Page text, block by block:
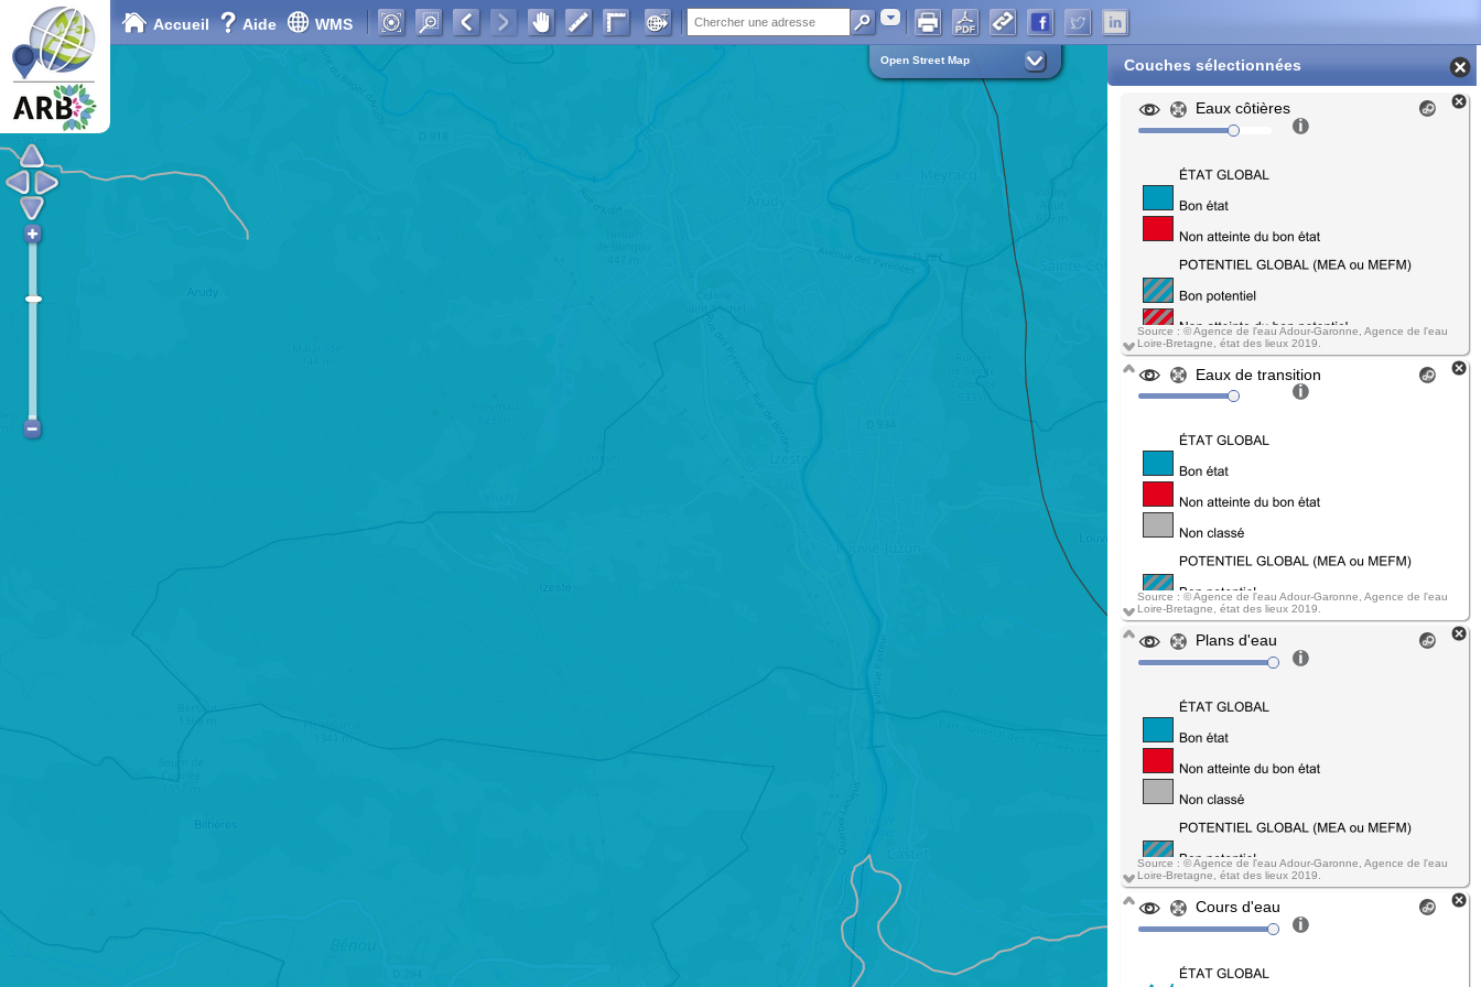
Accueil Aide WMS Adresse
Open Street Map Couches sélectionnées
Eaux côtières
Source : © Agence de l'eau Adour-Garonne, Agence de l'eau
Loire-Bretagne, état des lieux 2019.
Eaux de transition
Source : © Agence de l'eau Adour-Garonne, Agence de l'eau
Loire-Bretagne, état des lieux 2019.
Plans d'eau
Source : © Agence de l'eau Adour-Garonne, Agence de l'eau
Loire-Bretagne, état des lieux 2019.
Cours d'eau